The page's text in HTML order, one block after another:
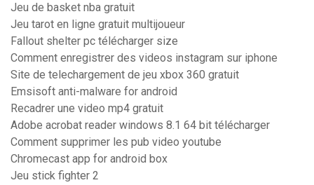
Jeu de basket nba gratuit
Jeu tarot en ligne gratuit multijoueur
Fallout shelter pc télécharger size
Comment enregistrer des videos instagram sur iphone
Site de telechargement de jeu xbox 360 gratuit
Emsisoft anti-malware for android
Recadrer une video mp4 gratuit
Adobe acrobat reader windows 8.1 64 bit télécharger
Comment supprimer les pub video youtube
Chromecast app for android box
Jeu stick fighter 2